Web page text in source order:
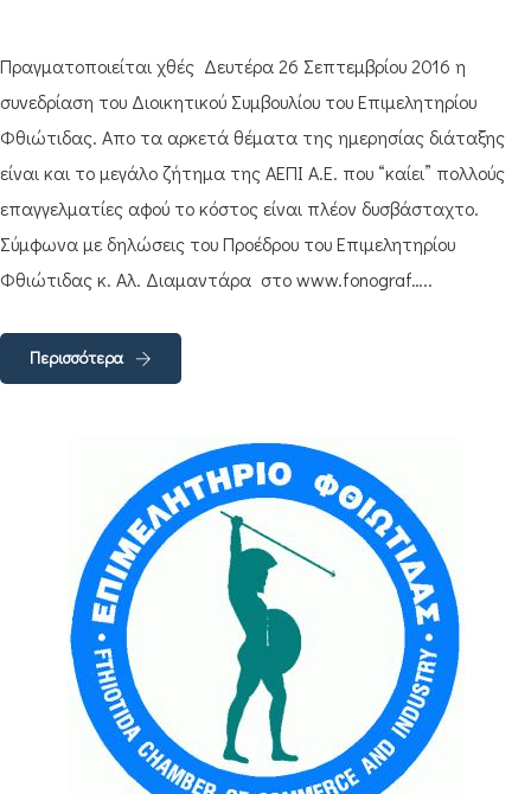
Πραγματοποιείται χθές Δευτέρα 26 Σεπτεμβρίου 2016 η
συνεδρίαση του Διοικητικού Συμβουλίου του Επιμελητηρίου
Φθιώτιδας. Απο τα αρκετά θέματα της ημερησίας διάταξης
είναι και το μεγάλο ζήτημα της ΑΕΠΙ Α.Ε. που “καίει” πολλούς
επαγγελματίες αφού το κόστος είναι πλέον δυσβάσταχτο.
Σύμφωνα με δηλώσεις του Προέδρου του Επιμελητηρίου
Φθιώτιδας κ. Αλ. Διαμαντάρα στο www.fonograf…..
Περισσότερα